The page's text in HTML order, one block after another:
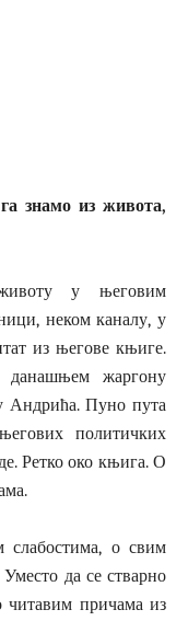
знамо из живота,
у његовим
неком каналу, у
из његове књиге.
жаргону
Андрића. Пуно пута
политичких
Ретко око књига. О
о свим
да се стварно
читавим причама из